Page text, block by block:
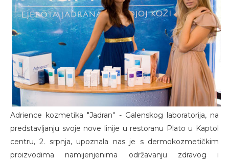
Adrience kozmetika "Jadran" - Galenskog laboratorija, na
predstavljanju svoje nove linije u restoranu Plato u Kaptol
centru, 2. srpnja, upoznala nas je s dermokozmetičkim
proizvodima namijenjenima održavanju zdravog i